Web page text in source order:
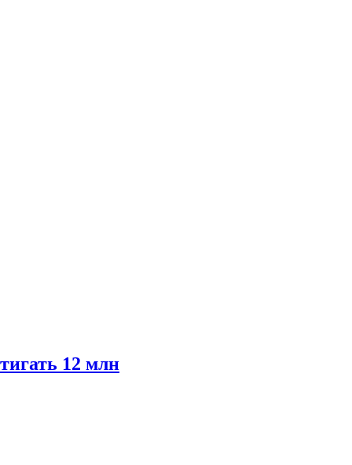
12 млн